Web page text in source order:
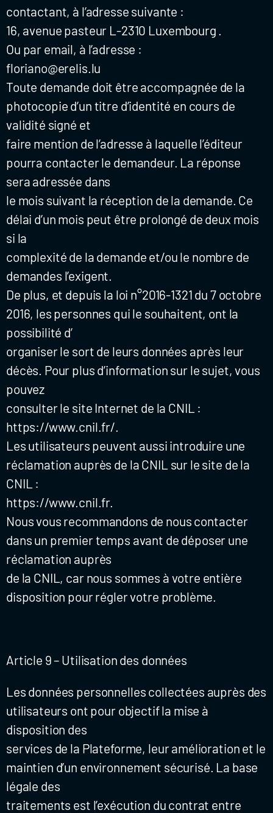
contactant, à l’adresse suivante :
16, avenue pasteur L-2310 Luxembourg .
Ou par email, à l’adresse :
floriano@erelis.lu
Toute demande doit être accompagnée de la
photocopie d’un titre d’identité en cours de
validité signé et
faire mention de l’adresse à laquelle l’éditeur
pourra contacter le demandeur. La réponse
sera adressée dans
le mois suivant la réception de la demande. Ce
délai d’un mois peut être prolongé de deux mois
si la
complexité de la demande et/ou le nombre de
demandes l’exigent.
De plus, et depuis la loi n°2016-1321 du 7 octobre
2016, les personnes qui le souhaitent, ont la
possibilité d’
organiser le sort de leurs données après leur
décès. Pour plus d’information sur le sujet, vous
pouvez
consulter le site Internet de la CNIL :
https://www.cnil.fr/.
Les utilisateurs peuvent aussi introduire une
réclamation auprès de la CNIL sur le site de la
CNIL :
https://www.cnil.fr.
Nous vous recommandons de nous contacter
dans un premier temps avant de déposer une
réclamation auprès
de la CNIL, car nous sommes à votre entière
disposition pour régler votre problème.
Article 9 – Utilisation des données
Les données personnelles collectées auprès des
utilisateurs ont pour objectif la mise à
disposition des
services de la Plateforme, leur amélioration et le
maintien d’un environnement sécurisé. La base
légale des
traitements est l’exécution du contrat entre